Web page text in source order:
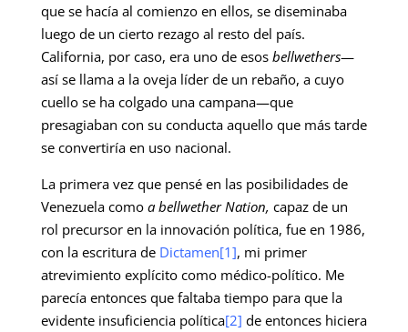
que se hacía al comienzo en ellos, se diseminaba
luego de un cierto rezago al resto del país.
California, por caso, era uno de esos bellwethers—
así se llama a la oveja líder de un rebaño, a cuyo
cuello se ha colgado una campana—que
presagiaban con su conducta aquello que más tarde
se convertiría en uso nacional.
La primera vez que pensé en las posibilidades de
Venezuela como a bellwether Nation, capaz de un
rol precursor en la innovación política, fue en 1986,
con la escritura de Dictamen[1], mi primer
atrevimiento explícito como médico-político. Me
parecía entonces que faltaba tiempo para que la
evidente insuficiencia política[2] de entonces hiciera